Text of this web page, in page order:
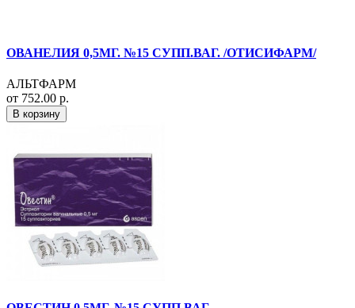
ОВАНЕЛИЯ 0,5МГ. №15 СУПП.ВАГ. /ОТИСИФАРМ/
АЛЬТФАРМ
от 752.00 р.
В корзину